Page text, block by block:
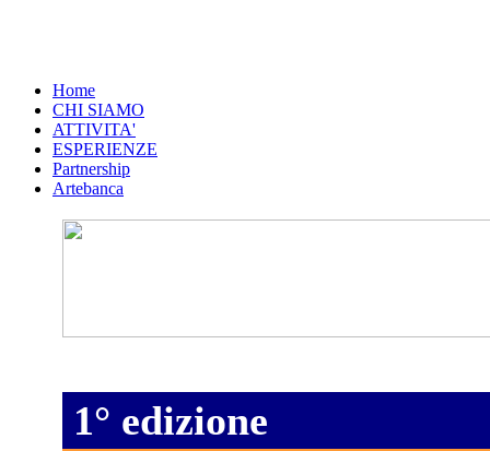
Home
CHI SIAMO
ATTIVITA'
ESPERIENZE
Partnership
Artebanca
1° edizione